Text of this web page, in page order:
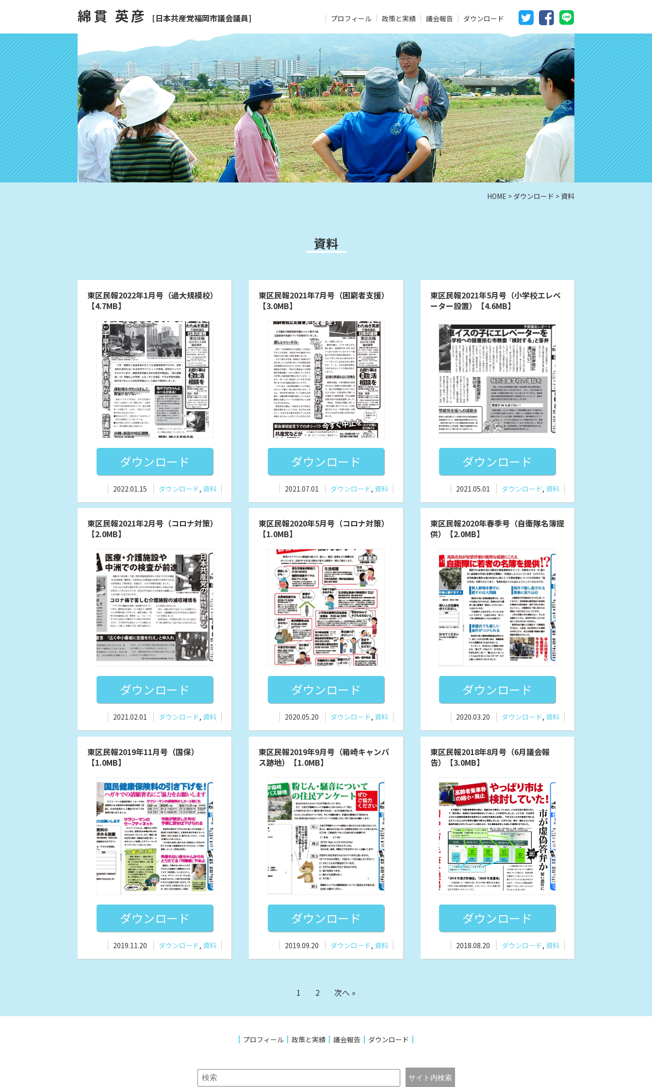
綿貫 英彦 [日本共産党福岡市議会議員] プロフィール 政策と実績 議会報告 ダウンロード
HOME > ダウンロード > 資料
資料
東区民報2022年1月号（過大規模校）
【4.7MB】
ダウンロード
2022.01.15 ダウンロード, 資料
東区民報2021年7月号（困窮者支援）
【3.0MB】
ダウンロード
2021.07.01 ダウンロード, 資料
東区民報2021年5月号（小学校エレベ
ーター設置）【4.6MB】
ダウンロード
2021.05.01 ダウンロード, 資料
東区民報2021年2月号（コロナ対策）
【2.0MB】
ダウンロード
2021.02.01 ダウンロード, 資料
東区民報2020年5月号（コロナ対策）
【1.0MB】
ダウンロード
2020.05.20 ダウンロード, 資料
東区民報2020年春季号（自衛隊名簿提
供）【2.0MB】
ダウンロード
2020.03.20 ダウンロード, 資料
東区民報2019年11月号（国保）
【1.0MB】
ダウンロード
2019.11.20 ダウンロード, 資料
東区民報2019年9月号（箱崎キャンパ
ス跡地）【1.0MB】
ダウンロード
2019.09.20 ダウンロード, 資料
東区民報2018年8月号（6月議会報
告）【3.0MB】
ダウンロード
2018.08.20 ダウンロード, 資料
1 2 次へ »
プロフィール 政策と実績 議会報告 ダウンロード